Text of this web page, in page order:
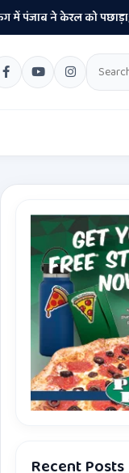
ने केरल को पछाड़ा; शिक्षा
Recent Posts